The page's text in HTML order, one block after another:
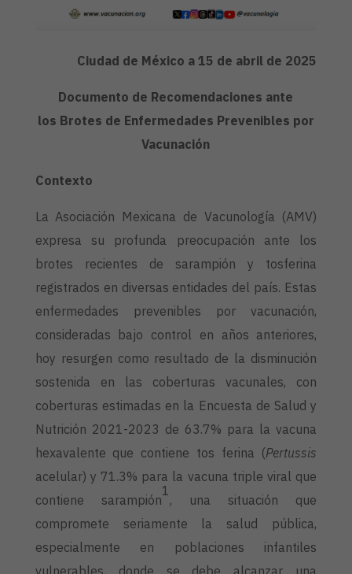
Ciudad de México a 15 de abril de 2025
Documento de Recomendaciones ante
los Brotes de Enfermedades Prevenibles por
Vacunación
Contexto
La Asociación Mexicana de Vacunología (AMV)
expresa su profunda preocupación ante los
brotes recientes de sarampión y tosferina
registrados en diversas entidades del país. Estas
enfermedades prevenibles por vacunación,
consideradas bajo control en años anteriores,
hoy resurgen como resultado de la disminución
sostenida en las coberturas vacunales, con
coberturas estimadas en la Encuesta de Salud y
Nutrición 2021-2023 de 63.7% para la vacuna
hexavalente que contiene tos ferina (Pertussis
acelular) y 71.3% para la vacuna triple viral que
contiene sarampión
1
, una situación que
compromete seriamente la salud pública,
especialmente en poblaciones infantiles